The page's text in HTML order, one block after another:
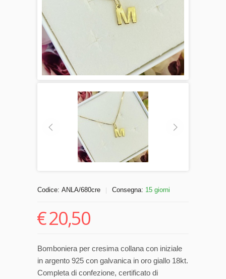
Codice: ANLA/680cre Consegna: 15 giorni
€20,50
Bomboniera per cresima collana con iniziale
in argento 925 con galvanica in oro giallo 18kt.
Completa di confezione, certificato di